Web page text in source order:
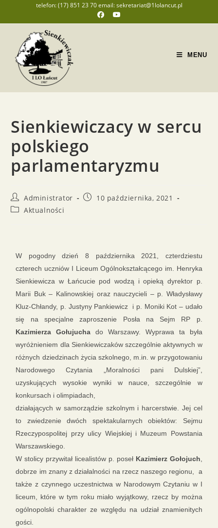
telefon: (17) 851 23 70 email: sekretariat@1lolancut.pl
MENU
Sienkiewiczacy w sercu
polskiego
parlamentaryzmu
Administrator
10 października, 2021
Aktualności
W pogodny dzień 8 października 2021, czterdziestu
czterech uczniów I Liceum Ogólnokształcącego im. Henryka
Sienkiewicza w Łańcucie pod wodzą i opieką dyrektor p.
Marii Buk – Kalinowskiej oraz nauczycieli – p. Władysławy
Kluz-Chłandy, p. Justyny Pankiewicz i p. Moniki Kot – udało
się na specjalne zaproszenie Posła na Sejm RP p.
Kazimierza Gołujucha do Warszawy. Wyprawa ta była
wyróżnieniem dla Sienkiewiczaków szczególnie aktywnych w
różnych dziedzinach życia szkolnego, m.in. w przygotowaniu
Narodowego Czytania „Moralności pani Dulskiej”,
uzyskujących wysokie wyniki w nauce, szczególnie w
konkursach i olimpiadach,
działających w samorządzie szkolnym i harcerstwie. Jej cel
to zwiedzenie dwóch spektakularnych obiektów: Sejmu
Rzeczypospolitej przy ulicy Wiejskiej i Muzeum Powstania
Warszawskiego.
W stolicy przywitał licealistów p. poseł Kazimierz Gołojuch
dobrze im znany z działalności na rzecz naszego regionu, a
także z czynnego uczestnictwa w Narodowym Czytaniu w I
liceum, które w tym roku miało wyjątkowy, rzecz by można
ogólnopolski charakter ze względu na udział znamienitych
gości.